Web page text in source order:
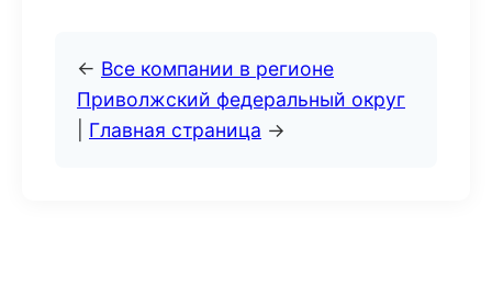
← Все компании в регионе
Приволжский федеральный округ
Главная страница →